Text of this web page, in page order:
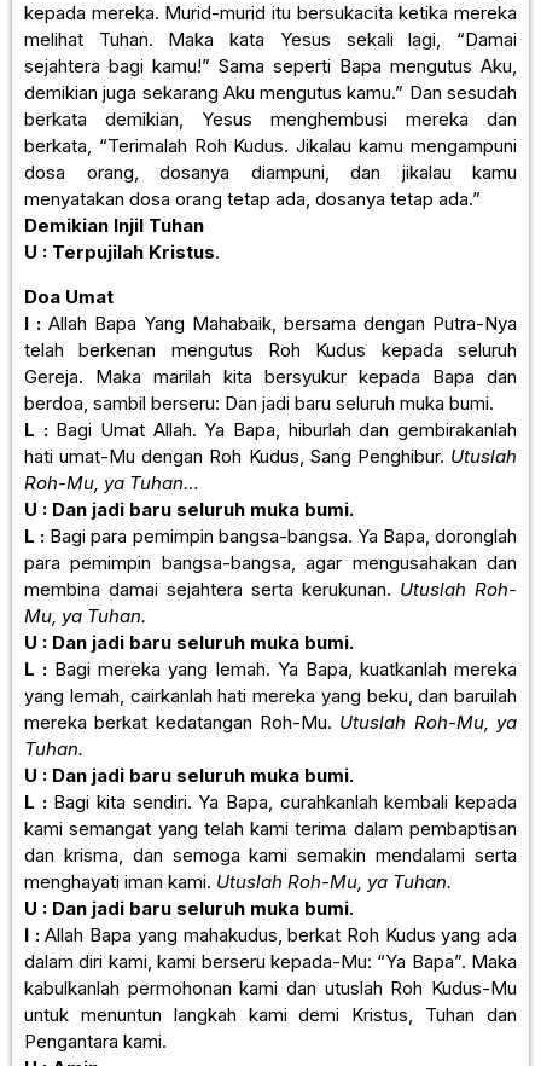
kepada mereka. Murid-murid itu bersukacita ketika mereka
melihat Tuhan. Maka kata Yesus sekali lagi, “Damai
sejahtera bagi kamu!” Sama seperti Bapa mengutus Aku,
demikian juga sekarang Aku mengutus kamu.” Dan sesudah
berkata demikian, Yesus menghembusi mereka dan
berkata, “Terimalah Roh Kudus. Jikalau kamu mengampuni
dosa orang, dosanya diampuni, dan jikalau kamu
menyatakan dosa orang tetap ada, dosanya tetap ada.”
Demikian Injil Tuhan
U : Terpujilah Kristus.
Doa Umat
I : Allah Bapa Yang Mahabaik, bersama dengan Putra-Nya
telah berkenan mengutus Roh Kudus kepada seluruh
Gereja. Maka marilah kita bersyukur kepada Bapa dan
berdoa, sambil berseru: Dan jadi baru seluruh muka bumi.
L :Bagi Umat Allah. Ya Bapa, hiburlah dan gembirakanlah
hati umat-Mu dengan Roh Kudus, Sang Penghibur. Utuslah
Roh-Mu, ya Tuhan…
U : Dan jadi baru seluruh muka bumi.
L : Bagi para pemimpin bangsa-bangsa. Ya Bapa, doronglah
para pemimpin bangsa-bangsa, agar mengusahakan dan
membina damai sejahtera serta kerukunan. Utuslah Roh-
Mu, ya Tuhan.
U : Dan jadi baru seluruh muka bumi.
L : Bagi mereka yang lemah. Ya Bapa, kuatkanlah mereka
yang lemah, cairkanlah hati mereka yang beku, dan baruilah
mereka berkat kedatangan Roh-Mu. Utuslah Roh-Mu, ya
Tuhan.
U : Dan jadi baru seluruh muka bumi.
L :Bagi kita sendiri. Ya Bapa, curahkanlah kembali kepada
kami semangat yang telah kami terima dalam pembaptisan
dan krisma, dan semoga kami semakin mendalami serta
menghayati iman kami. Utuslah Roh-Mu, ya Tuhan.
U : Dan jadi baru seluruh muka bumi.
I :Allah Bapa yang mahakudus, berkat Roh Kudus yang ada
dalam diri kami, kami berseru kepada-Mu: “Ya Bapa”. Maka
kabulkanlah permohonan kami dan utuslah Roh Kudus-Mu
untuk menuntun langkah kami demi Kristus, Tuhan dan
Pengantara kami.